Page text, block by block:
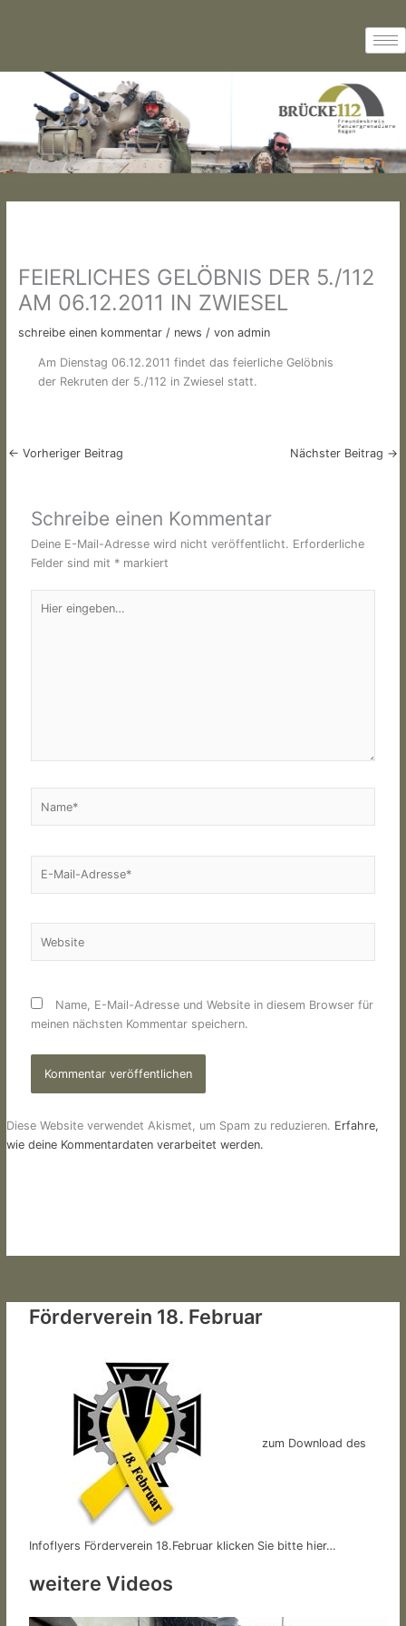
FEIERLICHES GELÖBNIS DER 5./112
AM 06.12.2011 IN ZWIESEL
schreibe einen kommentar / news / von admin
Am Dienstag 06.12.2011 findet das feierliche Gelöbnis
der Rekruten der 5./112 in Zwiesel statt.
← Vorheriger Beitrag Nächster Beitrag →
Schreibe einen Kommentar
Deine E-Mail-Adresse wird nicht veröffentlicht. Erforderliche
Felder sind mit * markiert
eingeben…
Mail-
Name, E-Mail-Adresse und Website in diesem Browser für
meinen nächsten Kommentar speichern.
Diese Website verwendet Akismet, um Spam zu reduzieren. Erfahre,
wie deine Kommentardaten verarbeitet werden.
Förderverein 18. Februar
zum Download des
Infoflyers Förderverein 18.Februar klicken Sie bitte hier…
weitere Videos